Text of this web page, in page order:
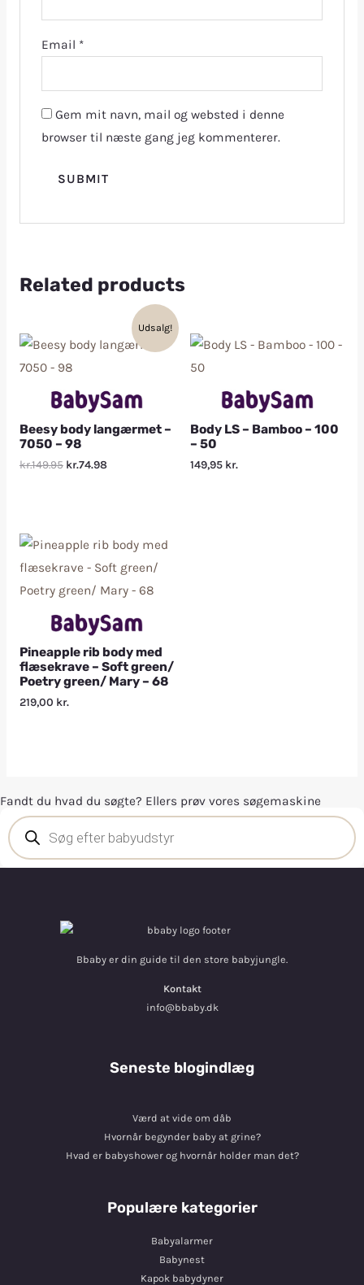
Email *
Gem mit navn, mail og websted i denne
browser til næste gang jeg kommenterer.
Related products
Udsalg!
Beesy body langærmet –
7050 – 98
kr.149.95 kr.74.98
Body LS – Bamboo – 100
– 50
149,95 kr.
Pineapple rib body med
flæsekrave – Soft green/
Poetry green/ Mary – 68
219,00 kr.
Fandt du hvad du søgte? Ellers prøv vores søgemaskine
Bbaby er din guide til den store babyjungle.
Kontakt
info@bbaby.dk
Seneste blogindlæg
Værd at vide om dåb
Hvornår begynder baby at grine?
Hvad er babyshower og hvornår holder man det?
Populære kategorier
Babyalarmer
Babynest
Kapok babydyner